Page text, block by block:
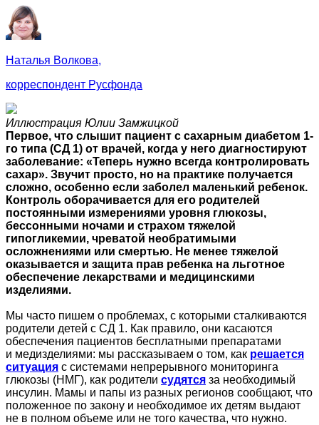
Наталья Волкова,
корреспондент Русфонда
Иллюстрация Юлии Замжицкой
Первое, что слышит пациент с сахарным диабетом 1-
го типа (СД 1) от врачей, когда у него диагностируют
заболевание: «Теперь нужно всегда контролировать
сахар». Звучит просто, но на практике получается
сложно, особенно если заболел маленький ребенок.
Контроль оборачивается для его родителей
постоянными измерениями уровня глюкозы,
бессонными ночами и страхом тяжелой
гипогликемии, чреватой необратимыми
осложнениями или смертью. Не менее тяжелой
оказывается и защита прав ребенка на льготное
обеспечение лекарствами и медицинскими
изделиями.
Мы часто пишем о проблемах, с которыми сталкиваются
родители детей с СД 1. Как правило, они касаются
обеспечения пациентов бесплатными препаратами
и медизделиями: мы рассказываем о том, как решается
ситуация с системами непрерывного мониторинга
глюкозы (НМГ), как родители судятся за необходимый
инсулин. Мамы и папы из разных регионов сообщают, что
положенное по закону и необходимое их детям выдают
не в полном объеме или не того качества, что нужно.